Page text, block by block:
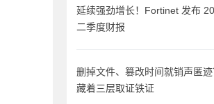
延续强劲增长！Fortinet 发布
二季度财报
删掉文件、篡改时间就销声匿
藏着三层取证铁证